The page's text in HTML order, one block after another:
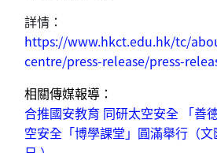
詳情：
https://www.hkct.edu.hk/tc/
centre/press-release/press-
相關傳媒報導：
合推國安教育 同研太空安全 「善
空安全「博學課堂」圓滿舉行 （